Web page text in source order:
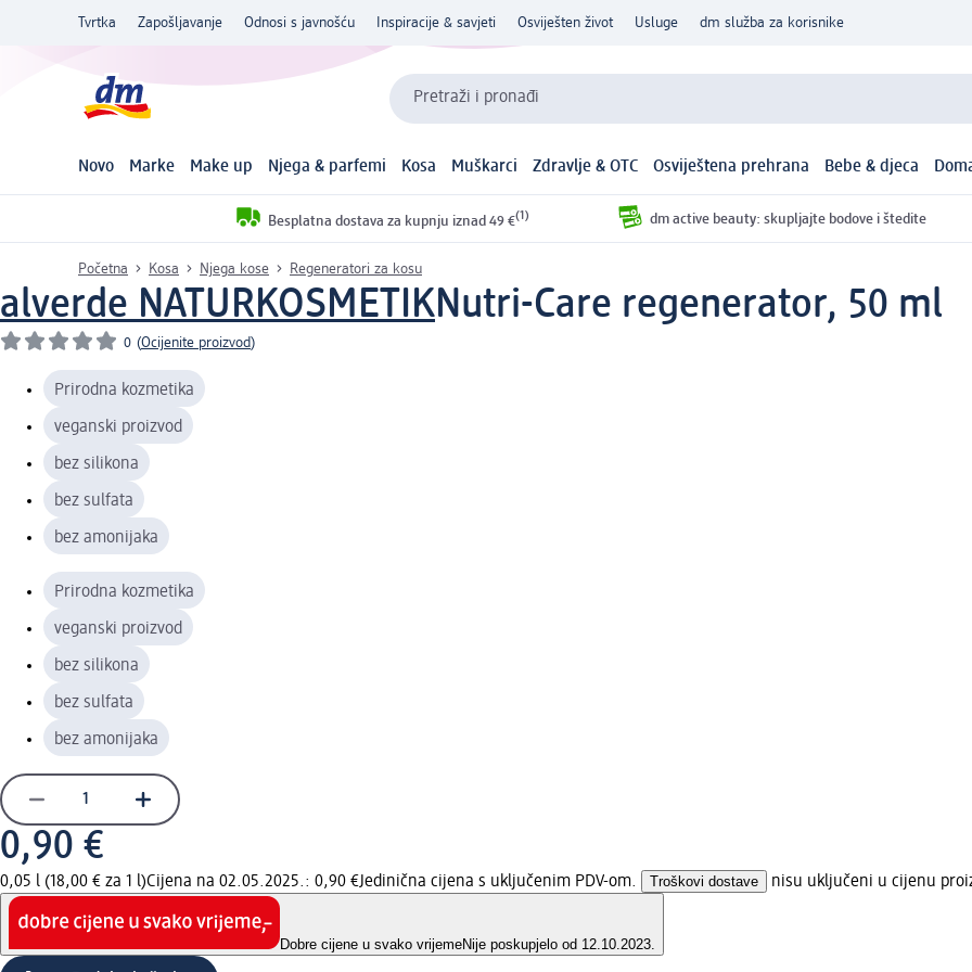
Tvrtka Zapošljavanje Odnosi s javnošću Inspiracije & savjeti Osviješten život Usluge dm služba za korisnike
Pretraži i pronađi
Novo Marke Make up Njega & parfemi Kosa Muškarci Zdravlje & OTC Osviještena prehrana Bebe & djeca
Besplatna dostava za kupnju iznad 49 €(1) dm active beauty: skupljajte bodove i štedite
Početna Kosa Njega kose Regeneratori za kosu
alverde NATURKOSMETIKNutri-Care regenerator, 50 ml
0 (Ocijenite proizvod)
Prirodna kozmetika
veganski proizvod
bez silikona
bez sulfata
bez amonijaka
Prirodna kozmetika
veganski proizvod
bez silikona
bez sulfata
bez amonijaka
0,90 €
0,05 l (18,00 € za 1 l)Cijena na 02.05.2025.: 0,90 €Jedinična cijena s uključenim PDV-om. Troškovi dostave nisu uključeni u cijenu
Dobre cijene u svako vrijemeNije poskupjelo od 12.10.2023.